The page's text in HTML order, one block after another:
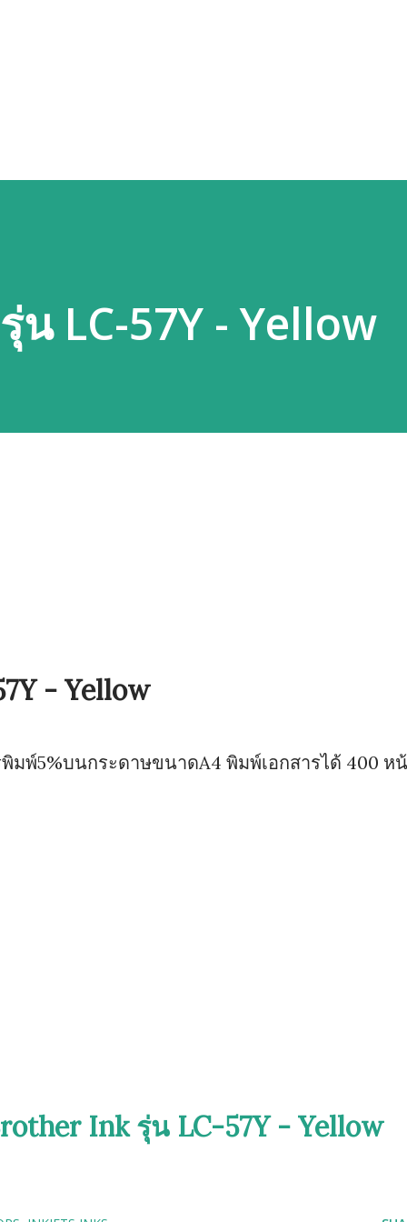
LC-57Y - Yellow
- Yellow
พ์5%บนกระดาษขนาดA4 พิมพ์เอกสารได้ 400 ห
Ink รุ่น LC-57Y - Yellow